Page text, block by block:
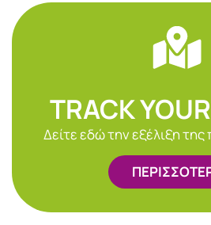
TRACK
Δείτε εδώ την εξέλιξη της